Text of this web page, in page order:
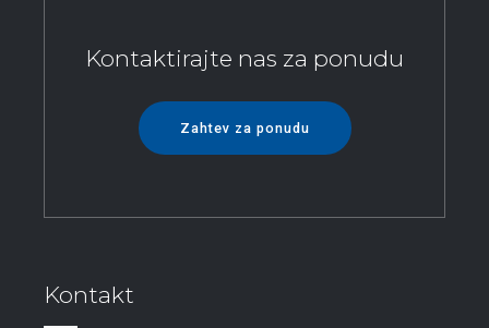
Kontaktirajte nas za ponudu
Zahtev za ponudu
Kontakt